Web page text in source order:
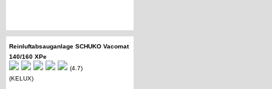
Reinluftabsauganlage SCHUKO Vacomat
140/160 XPe
(4.7)
(KELUX)